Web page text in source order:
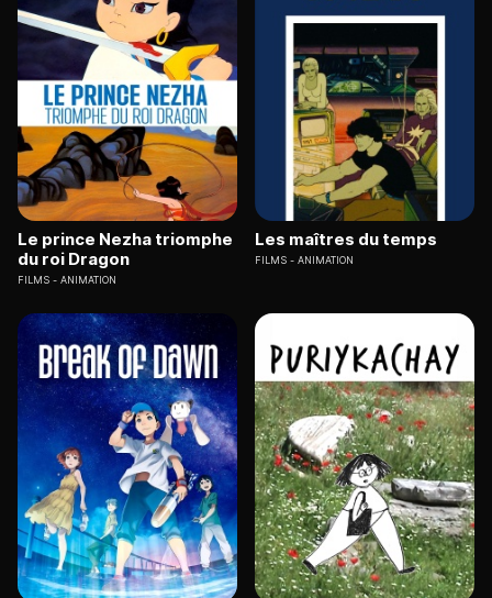
Le prince Nezha triomphe
du roi Dragon
FILMS ANIMATION
Les maîtres du temps
FILMS ANIMATION